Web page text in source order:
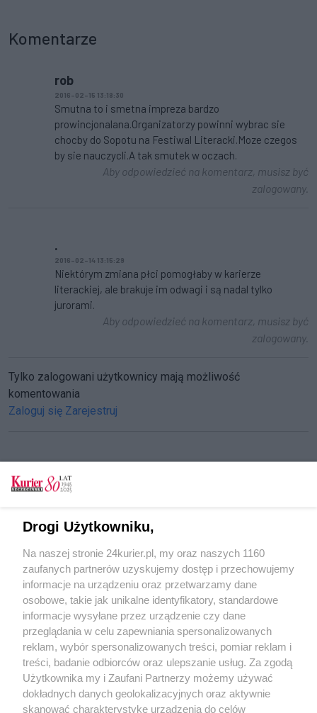
Komentarze
rob
2016-02-15 13:18:30
Smutna to i smetna impreza bardzo
prowincjonalana.Organizatorzy powinni wybrac sie
chocby do Sopotu na Festiwal Literacki.Moze czegos
by sie nauczycli.A tak smutek w oczach.
Aby odpowiedzieć na komentarz, musisz być
zalogowany.
.
2016-02-14 13:15:29
Niektórym zmiana płci pomogłaby w karierze
literackiej, ale brakuje im odwagi i są nadal tylko
jurorami.
Aby odpowiedzieć na komentarz, musisz być
zalogowany.
Tylko zalogowani użytkownicy mają możliwość
komentowania
Zaloguj się Zarejestruj
CZYTAJ TAKŻE
inwestycyjnych
Gryfia – kluczowy gracz w regionie
Nowe zlecenia
POGODA
26℃
Zobacz prognozę na 3 dni
Drogi Użytkowniku,
Na naszej stronie 24kurier.pl, my oraz naszych 1160
zaufanych partnerów uzyskujemy dostęp i przechowujemy
informacje na urządzeniu oraz przetwarzamy dane
osobowe, takie jak unikalne identyfikatory, standardowe
informacje wysyłane przez urządzenie czy dane
przeglądania w celu zapewniania spersonalizowanych
reklam, wybór spersonalizowanych treści, pomiar reklam i
treści, badanie odbiorców oraz ulepszanie usług. Za zgodą
Użytkownika my i Zaufani Partnerzy możemy używać
dokładnych danych geolokalizacyjnych oraz aktywnie
skanować charakterystykę urządzenia do celów